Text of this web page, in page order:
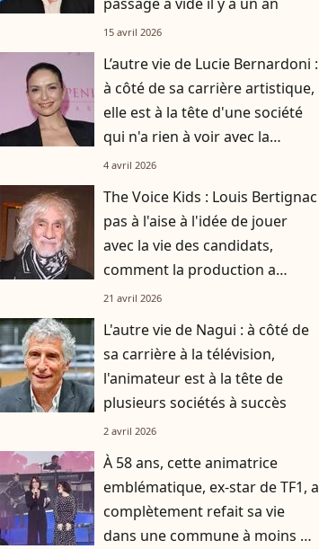
15 avril 2026
L’autre vie de Lucie Bernardoni :
à côté de sa carrière artistique,
elle est à la tête d'une société
qui n'a rien à voir avec la
musique
4 avril 2026
The Voice Kids : Louis Bertignac
pas à l'aise à l'idée de jouer
avec la vie des candidats,
comment la production a
réussi à le faire rempiler
21 avril 2026
L'autre vie de Nagui : à côté de
sa carrière à la télévision,
l'animateur est à la tête de
plusieurs sociétés à succès
2 avril 2026
À 58 ans, cette animatrice
emblématique, ex-star de TF1, a
complètement refait sa vie
dans une commune à moins de